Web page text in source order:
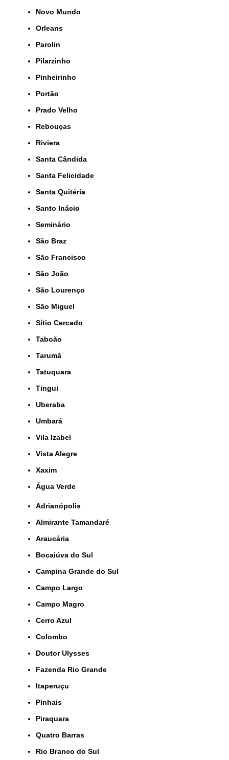
Novo Mundo
Orleans
Parolin
Pilarzinho
Pinheirinho
Portão
Prado Velho
Rebouças
Riviera
Santa Cândida
Santa Felicidade
Santa Quitéria
Santo Inácio
Seminário
São Braz
São Francisco
São João
São Lourenço
São Miguel
Sítio Cercado
Taboão
Tarumã
Tatuquara
Tingui
Uberaba
Umbará
Vila Izabel
Vista Alegre
Xaxim
Água Verde
Adrianópolis
Almirante Tamandaré
Araucária
Bocaiúva do Sul
Campina Grande do Sul
Campo Largo
Campo Magro
Cerro Azul
Colombo
Doutor Ulysses
Fazenda Rio Grande
Itaperuçu
Pinhais
Piraquara
Quatro Barras
Rio Branco do Sul